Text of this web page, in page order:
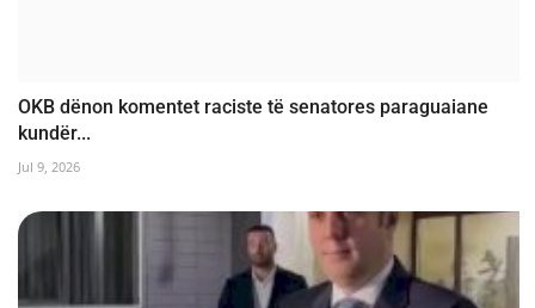
OKB dënon komentet raciste të senatores paraguaiane
kundër...
Jul 9, 2026